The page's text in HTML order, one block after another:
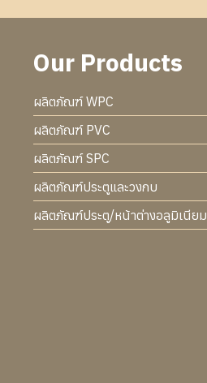
Our Products
ผลิตภัณฑ์ WPC
ผลิตภัณฑ์ PVC
ผลิตภัณฑ์ SPC
ผลิตภัณฑ์ประตูและวงกบ
ผลิตภัณฑ์ประตู/หน้าต่างอลูมิเนียม